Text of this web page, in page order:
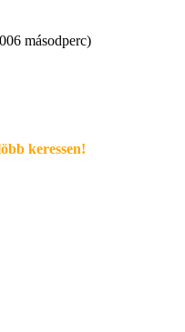
másodperc)
keressen!